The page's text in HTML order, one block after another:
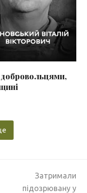
next
post:
Затримали
підозрювану у